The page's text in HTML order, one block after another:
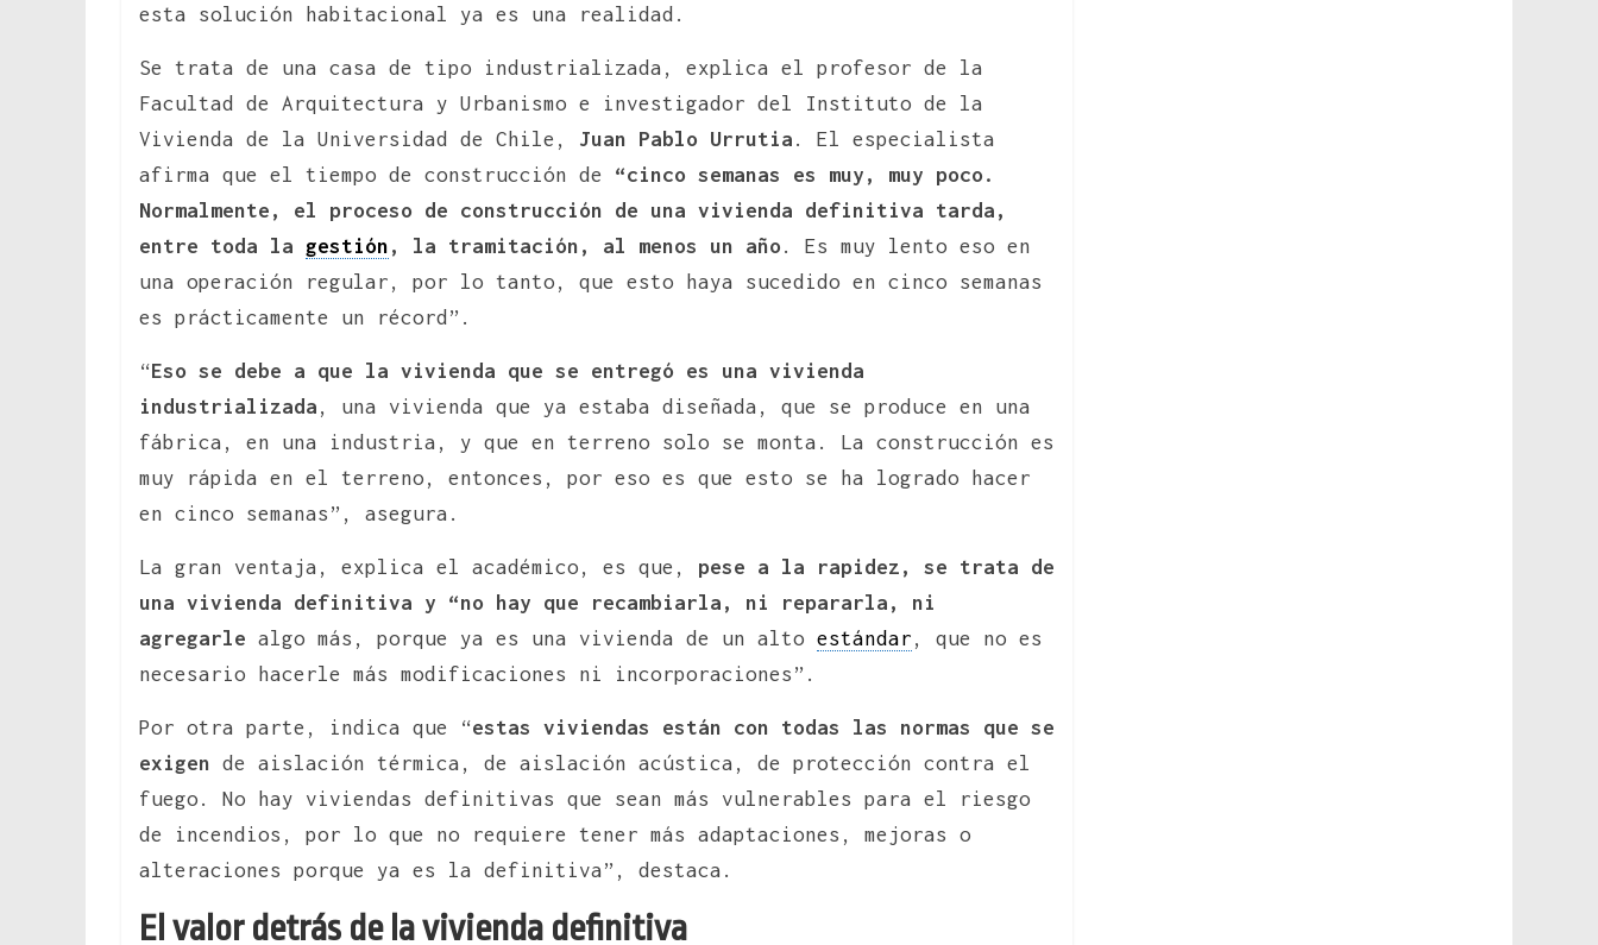
esta solución habitacional ya es una realidad.
Se trata de una casa de tipo industrializada, explica el profesor de la
Facultad de Arquitectura y Urbanismo e investigador del Instituto de la
Vivienda de la Universidad de Chile,
Juan Pablo Urrutia . El especialista
afirma que el tiempo de construcción de “cinco semanas es muy, muy poco.
Normalmente, el proceso de construcción de una vivienda definitiva tarda,
entre toda la gestión , la tramitación, al menos un año . Es muy lento eso en
una operación regular, por lo tanto, que esto haya sucedido en cinco semanas
es prácticamente un récord”.
“Eso se debe a que la vivienda que se entregó es una vivienda
industrializada , una vivienda que ya estaba diseñada, que se produce en una
fábrica, en una industria, y que en terreno solo se monta. La construcción es
muy rápida en el terreno, entonces, por eso es que esto se ha logrado hacer
en cinco semanas”, asegura.
La gran ventaja, explica el académico, es que, pese a la rapidez, se trata de
una vivienda definitiva y “no hay que recambiarla, ni repararla, ni
agregarle algo más, porque ya es una vivienda de un alto estándar , que no es
necesario hacerle más modificaciones ni incorporaciones”.
Por otra parte, indica que “estas viviendas están con todas las normas que se
exigen de aislación térmica, de aislación acústica, de protección contra el
fuego. No hay viviendas definitivas que sean más vulnerables para el riesgo
de incendios, por lo que no requiere tener más adaptaciones, mejoras o
alteraciones porque ya es la definitiva”, destaca.
El valor detrás de la vivienda definitiva